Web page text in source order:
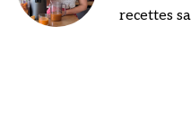
recettes